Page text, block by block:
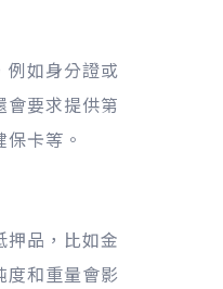
例如身分證或
會要求提供第
卡等。
押品，比如金
度和重量會影